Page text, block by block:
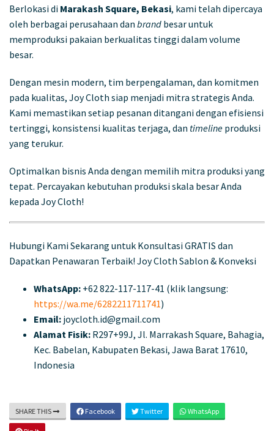
Berlokasi di Marakash Square, Bekasi, kami telah dipercaya
oleh berbagai perusahaan dan brand besar untuk
memproduksi pakaian berkualitas tinggi dalam volume
besar.
Dengan mesin modern, tim berpengalaman, dan komitmen
pada kualitas, Joy Cloth siap menjadi mitra strategis Anda.
Kami memastikan setiap pesanan ditangani dengan efisiensi
tertinggi, konsistensi kualitas terjaga, dan timeline produksi
yang terukur.
Optimalkan bisnis Anda dengan memilih mitra produksi yang
tepat. Percayakan kebutuhan produksi skala besar Anda
kepada Joy Cloth!
Hubungi Kami Sekarang untuk Konsultasi GRATIS dan
Dapatkan Penawaran Terbaik! Joy Cloth Sablon & Konveksi
WhatsApp: +62 822-117-117-41 (klik langsung:
https://wa.me/6282211711741)
Email: joycloth.id@gmail.com
Alamat Fisik: R297+99J, Jl. Marrakash Square, Bahagia,
Kec. Babelan, Kabupaten Bekasi, Jawa Barat 17610,
Indonesia
SHARE THIS Facebook Twitter WhatsApp